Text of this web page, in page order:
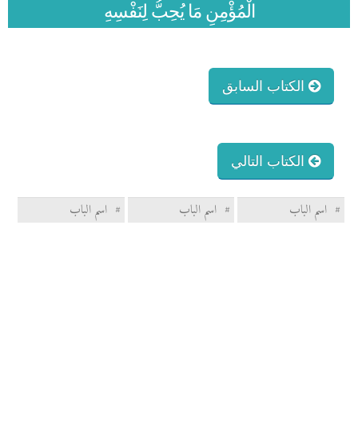
الْمُؤْمِنِ مَا يُحِبُّ لِنَفْسِهِ
الكتاب السابق
الكتاب التالي
# اسم الباب # اسم الباب # اسم الباب